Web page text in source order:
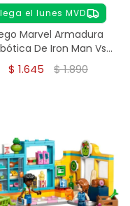
el lunes MVD
Marvel Armadura
De Iron Man Vs.
Ultrón 76307
$ 1.645 $1.890